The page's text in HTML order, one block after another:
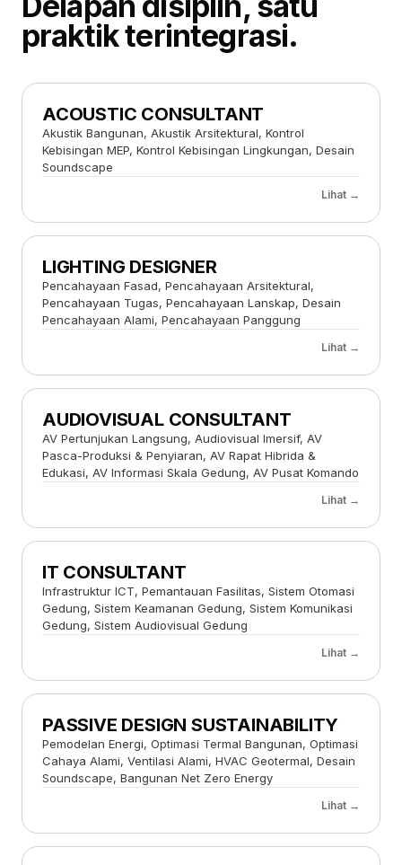
praktik terintegrasi.
ACOUSTIC CONSULTANT
Akustik Bangunan, Akustik Arsitektural, Kontrol
Kebisingan MEP, Kontrol Kebisingan Lingkungan, Desain
Soundscape
Lihat →
LIGHTING DESIGNER
Pencahayaan Fasad, Pencahayaan Arsitektural,
Pencahayaan Tugas, Pencahayaan Lanskap, Desain
Pencahayaan Alami, Pencahayaan Panggung
Lihat →
AUDIOVISUAL CONSULTANT
AV Pertunjukan Langsung, Audiovisual Imersif, AV
Pasca-Produksi & Penyiaran, AV Rapat Hibrida &
Edukasi, AV Informasi Skala Gedung, AV Pusat Komando
Lihat →
IT CONSULTANT
Infrastruktur ICT, Pemantauan Fasilitas, Sistem Otomasi
Gedung, Sistem Keamanan Gedung, Sistem Komunikasi
Gedung, Sistem Audiovisual Gedung
Lihat →
PASSIVE DESIGN SUSTAINABILITY
Pemodelan Energi, Optimasi Termal Bangunan, Optimasi
Cahaya Alami, Ventilasi Alami, HVAC Geotermal, Desain
Soundscape, Bangunan Net Zero Energy
Lihat →